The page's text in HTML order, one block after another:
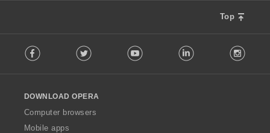
Top
o
w
O
p
Facebook Twitter Youtube LinkedIn
DOWNLOAD OPERA
Computer browsers
Mobile apps